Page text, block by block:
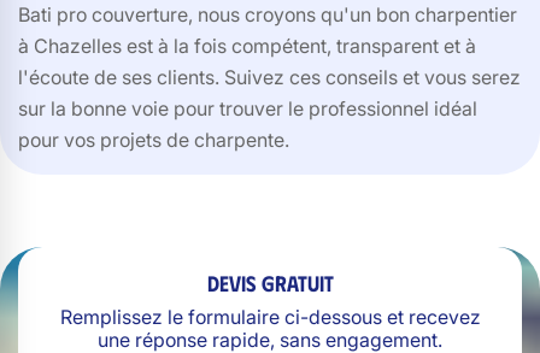
Bati pro couverture, nous croyons qu'un bon charpentier
à Chazelles est à la fois compétent, transparent et à
l'écoute de ses clients. Suivez ces conseils et vous serez
sur la bonne voie pour trouver le professionnel idéal
pour vos projets de charpente.
Devis gratuit
Remplissez le formulaire ci-dessous et recevez
une réponse rapide, sans engagement.